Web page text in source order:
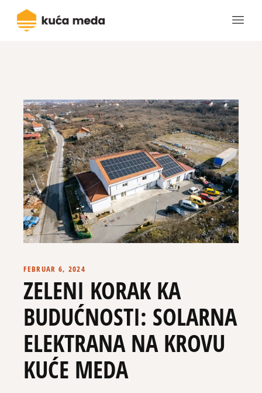
FEBRUAR 6, 2024
ZELENI KORAK KA
BUDUĆNOSTI: SOLARNA
ELEKTRANA NA KROVU
KUĆE MEDA